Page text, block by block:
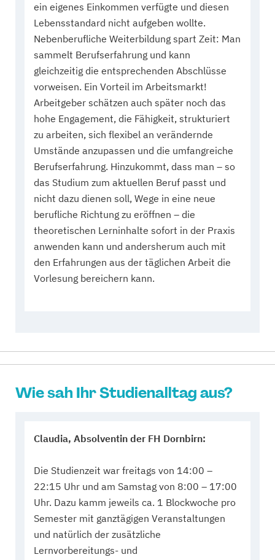
ein eigenes Einkommen verfügte und diesen
Lebensstandard nicht aufgeben wollte.
Nebenberufliche Weiterbildung spart Zeit: Man
sammelt Berufserfahrung und kann
gleichzeitig die entsprechenden Abschlüsse
vorweisen. Ein Vorteil im Arbeitsmarkt!
Arbeitgeber schätzen auch später noch das
hohe Engagement, die Fähigkeit, strukturiert
zu arbeiten, sich flexibel an verändernde
Umstände anzupassen und die umfangreiche
Berufserfahrung. Hinzukommt, dass man – so
das Studium zum aktuellen Beruf passt und
nicht dazu dienen soll, Wege in eine neue
berufliche Richtung zu eröffnen – die
theoretischen Lerninhalte sofort in der Praxis
anwenden kann und andersherum auch mit
den Erfahrungen aus der täglichen Arbeit die
Vorlesung bereichern kann.
Wie sah Ihr Studienalltag aus?
Claudia, Absolventin der FH Dornbirn:
Die Studienzeit war freitags von 14:00 –
22:15 Uhr und am Samstag von 8:00 – 17:00
Uhr. Dazu kamm jeweils ca. 1 Blockwoche pro
Semester mit ganztägigen Veranstaltungen
und natürlich der zusätzliche
Lernvorbereitungs- und